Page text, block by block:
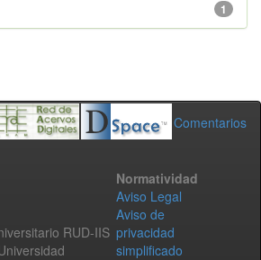
1
Comentarios
RUD-IIS
Normatividad
Aviso Legal
Aviso de
privacidad
simplificado